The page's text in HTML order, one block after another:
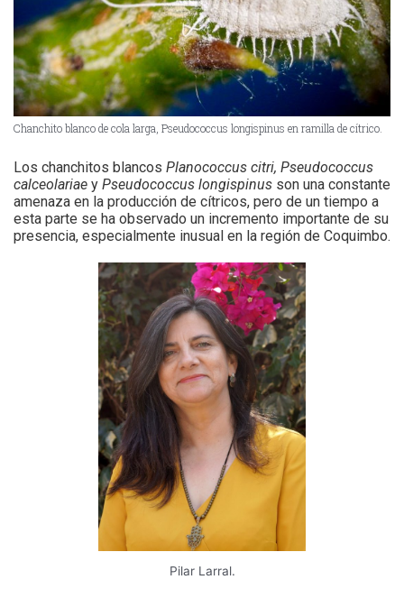
Chanchito blanco de cola larga, Pseudococcus longispinus en ramilla de cítrico.
Los chanchitos blancos Planococcus citri, Pseudococcus
calceolariae y Pseudococcus longispinus son una constante
amenaza en la producción de cítricos, pero de un tiempo a
esta parte se ha observado un incremento importante de su
presencia, especialmente inusual en la región de Coquimbo.
Pilar Larral.